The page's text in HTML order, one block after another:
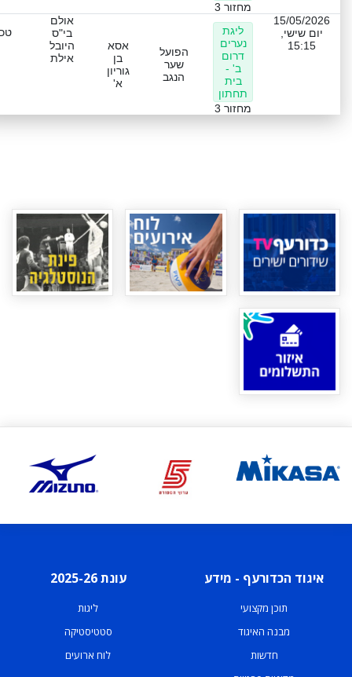
מחזור 3
15/05/2026
יום שישי,
15:15
ליגת
נערים
דרום
ב' -
בית
תחתון
מחזור 3
הפועל
שער
הנגב
אסא
בן
גוריון
א'
אולם
בי"ס
היובל
אילת
איגוד הכדורעף - מידע
תוכן מקצועי
מבנה האיגוד
חדשות
עונת 2025-26
ליגות
סטטיסטיקה
לוח ארועים